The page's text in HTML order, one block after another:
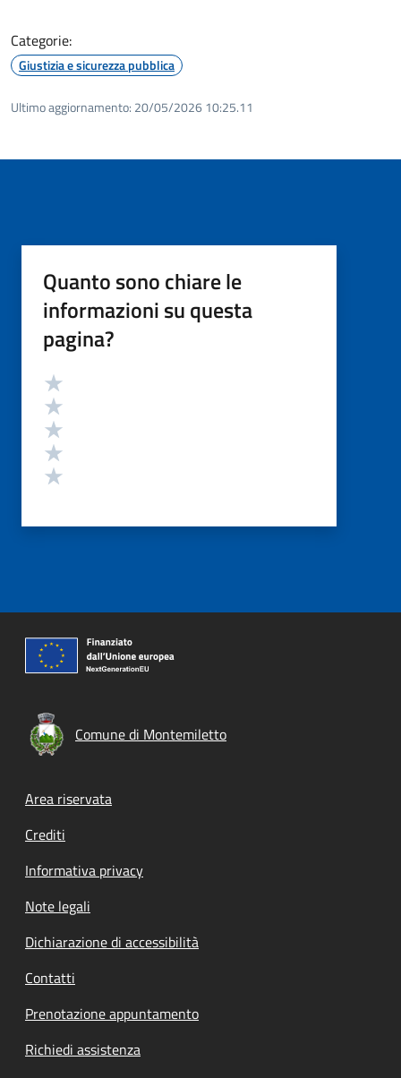
Categorie:
Giustizia e sicurezza pubblica
Ultimo aggiornamento: 20/05/2026 10:25.11
Quanto sono chiare le
informazioni su questa
pagina?
Valutazione
Comune di Montemiletto
Footer menu
Area riservata
Crediti
Informativa privacy
Note legali
Dichiarazione di accessibilità
Contatti
Prenotazione appuntamento
Richiedi assistenza